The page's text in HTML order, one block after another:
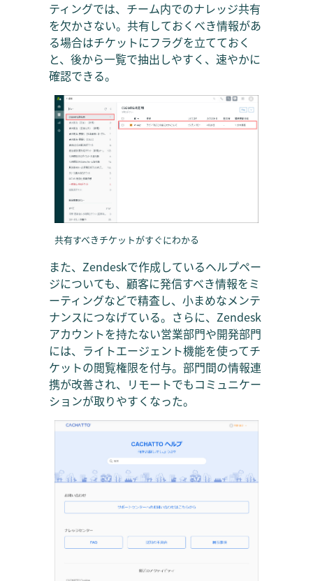
ティングでは、チーム内でのナレッジ共有
を欠かさない。共有しておくべき情報があ
る場合はチケットにフラグを立てておく
と、後から一覧で抽出しやすく、速やかに
確認できる。
共有すべきチケットがすぐにわかる
また、Zendeskで作成しているヘルプペー
ジについても、顧客に発信すべき情報をミ
ーティングなどで精査し、小まめなメンテ
ナンスにつなげている。さらに、Zendesk
アカウントを持たない営業部門や開発部門
には、ライトエージェント機能を使ってチ
ケットの閲覧権限を付与。部門間の情報連
携が改善され、リモートでもコミュニケー
ションが取りやすくなった。